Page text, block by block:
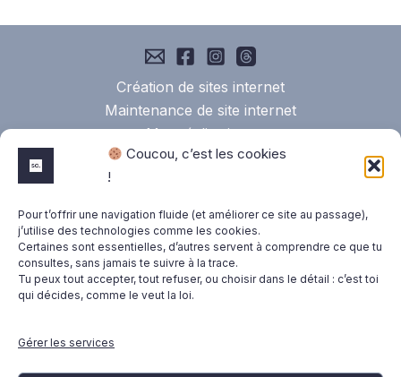
Coucou, c’est les cookies
!
Pour t’offrir une navigation fluide (et améliorer ce site au passage),
j’utilise des technologies comme les cookies.
Certaines sont essentielles, d’autres servent à comprendre ce que tu
consultes, sans jamais te suivre à la trace.
Tu peux tout accepter, tout refuser, ou choisir dans le détail : c’est toi
qui décides, comme le veut la loi.
Gérer les services
Création de sites internet
Maintenance de site internet
Mes réalisations
FAQ
Mentions légales
Conditions générales de Vente